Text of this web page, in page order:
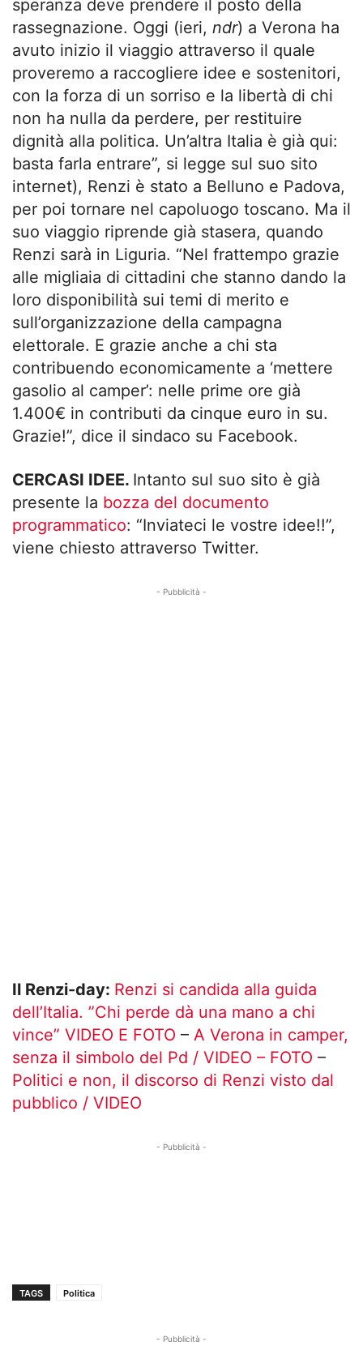
speranza deve prendere il posto della
rassegnazione. Oggi (ieri, ndr) a Verona ha
avuto inizio il viaggio attraverso il quale
proveremo a raccogliere idee e sostenitori,
con la forza di un sorriso e la libertà di chi
non ha nulla da perdere, per restituire
dignità alla politica. Un’altra Italia è già qui:
basta farla entrare”, si legge sul suo sito
internet), Renzi è stato a Belluno e Padova,
per poi tornare nel capoluogo toscano. Ma il
suo viaggio riprende già stasera, quando
Renzi sarà in Liguria. “Nel frattempo grazie
alle migliaia di cittadini che stanno dando la
loro disponibilità sui temi di merito e
sull’organizzazione della campagna
elettorale. E grazie anche a chi sta
contribuendo economicamente a ‘mettere
gasolio al camper’: nelle prime ore già
1.400€ in contributi da cinque euro in su.
Grazie!”, dice il sindaco su Facebook.
CERCASI IDEE. Intanto sul suo sito è già
presente la bozza del documento
programmatico: “Inviateci le vostre idee!!”,
viene chiesto attraverso Twitter.
- Pubblicità -
Il Renzi-day: Renzi si candida alla guida
dell’Italia. ”Chi perde dà una mano a chi
vince” VIDEO E FOTO – A Verona in camper,
senza il simbolo del Pd / VIDEO – FOTO –
Politici e non, il discorso di Renzi visto dal
pubblico / VIDEO
- Pubblicità -
TAGS Politica
- Pubblicità -